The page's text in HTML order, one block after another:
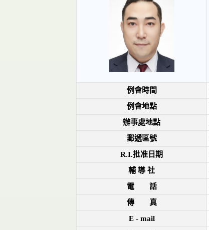
例會時間
例會地點
辦事處地點
郵遞區號
R.I.批准日期
輔 導 社
電 話
傳 真
E - mail